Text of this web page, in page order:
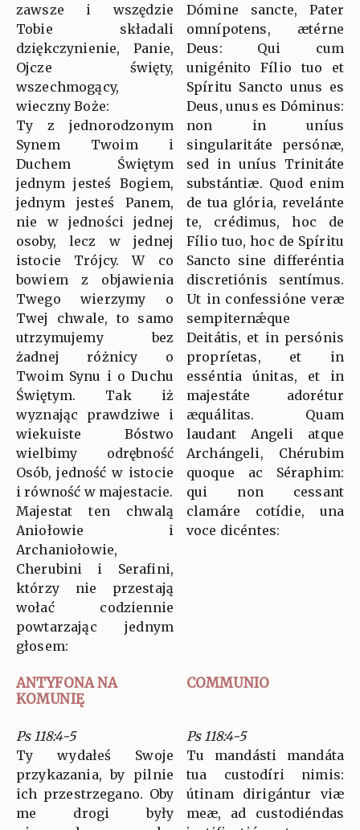
zawsze i wszędzie
Tobie składali
dziękczynienie, Panie,
Ojcze święty,
wszechmogący,
wieczny Boże:
Ty z jednorodzonym
Synem Twoim i
Duchem Świętym
jednym jesteś Bogiem,
jednym jesteś Panem,
nie w jedności jednej
osoby, lecz w jednej
istocie Trójcy. W co
bowiem z objawienia
Twego wierzymy o
Twej chwale, to samo
utrzymujemy bez
żadnej różnicy o
Twoim Synu i o Duchu
Świętym. Tak iż
wyznając prawdziwe i
wiekuiste Bóstwo
wielbimy odrębność
Osób, jedność w istocie
i równość w majestacie.
Majestat ten chwalą
Aniołowie i
Archaniołowie,
Cherubini i Serafini,
którzy nie przestają
wołać codziennie
powtarzając jednym
głosem:
Dómine sancte, Pater
omnípotens, ætérne
Deus: Qui cum
unigénito Fílio tuo et
Spíritu Sancto unus es
Deus, unus es Dóminus:
non in uníus
singularitáte persónæ,
sed in uníus Trinitáte
substántiæ. Quod enim
de tua glória, revelánte
te, crédimus, hoc de
Fílio tuo, hoc de Spíritu
Sancto sine differéntia
discretiónis sentímus.
Ut in confessióne veræ
sempiternǽque
Deitátis, et in persónis
propríetas, et in
esséntia únitas, et in
majestáte adorétur
æquálitas. Quam
laudant Angeli atque
Archángeli, Chérubim
quoque ac Séraphim:
qui non cessant
clamáre cotídie, una
voce dicéntes:
ANTYFONA NA
KOMUNIĘ
COMMUNIO
Ps 118:4-5
Ty wydałeś Swoje
przykazania, by pilnie
ich przestrzegano. Oby
me drogi były
Ps 118:4-5
Tu mandásti mandáta
tua custodíri nimis:
útinam dirigántur viæ
meæ, ad custodiéndas